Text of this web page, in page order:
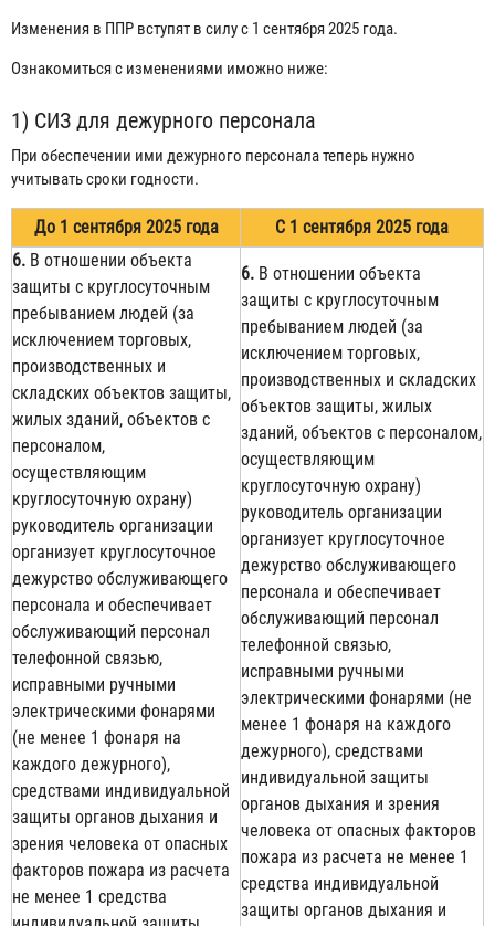
Изменения в ППР вступят в силу с 1 сентября 2025 года.
Ознакомиться с изменениями иможно ниже:
1) СИЗ для дежурного персонала
При обеспечении ими дежурного персонала теперь нужно
учитывать сроки годности.
До 1 сентября 2025 года
С 1 сентября 2025 года
6. В отношении объекта
защиты с круглосуточным
пребыванием людей (за
исключением торговых,
производственных и
складских объектов защиты,
жилых зданий, объектов с
персоналом,
осуществляющим
круглосуточную охрану)
руководитель организации
организует круглосуточное
дежурство обслуживающего
персонала и обеспечивает
обслуживающий персонал
телефонной связью,
исправными ручными
электрическими фонарями
(не менее 1 фонаря на
каждого дежурного),
средствами индивидуальной
защиты органов дыхания и
зрения человека от опасных
факторов пожара из расчета
не менее 1 средства
6. В отношении объекта
защиты с круглосуточным
пребыванием людей (за
исключением торговых,
производственных и складских
объектов защиты, жилых
зданий, объектов с персоналом,
осуществляющим
круглосуточную охрану)
руководитель организации
организует круглосуточное
дежурство обслуживающего
персонала и обеспечивает
обслуживающий персонал
телефонной связью,
исправными ручными
электрическими фонарями (не
менее 1 фонаря на каждого
дежурного), средствами
индивидуальной защиты
органов дыхания и зрения
человека от опасных факторов
пожара из расчета не менее 1
средства индивидуальной
защиты органов дыхания и